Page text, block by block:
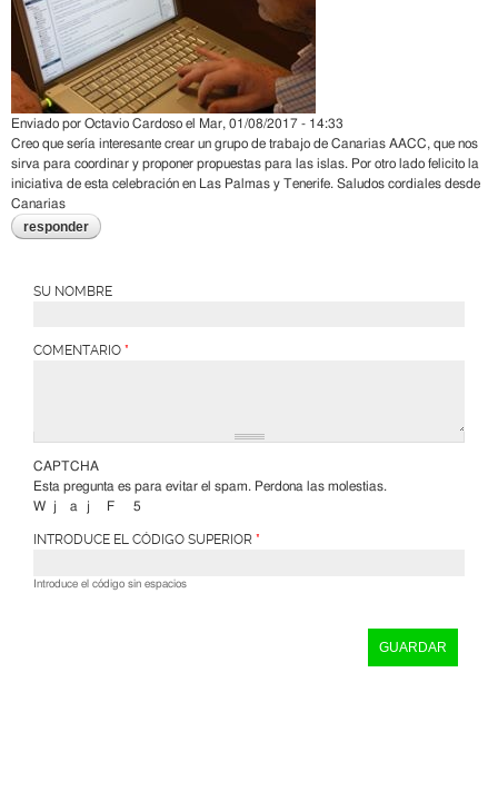
Enviado por Octavio Cardoso el Mar, 01/08/2017 - 14:33
Creo que sería interesante crear un grupo de trabajo de Canarias AACC, que nos
sirva para coordinar y proponer propuestas para las islas. Por otro lado felicito la
iniciativa de esta celebración en Las Palmas y Tenerife. Saludos cordiales desde
Canarias
responder
SU NOMBRE
COMENTARIO *
CAPTCHA
Esta pregunta es para evitar el spam. Perdona las molestias.
5
j
W a F
j
INTRODUCE EL CÓDIGO SUPERIOR *
Introduce el código sin espacios